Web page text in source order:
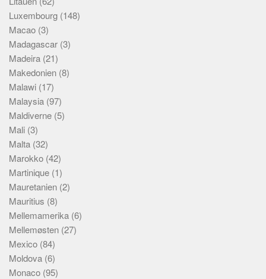
Luxembourg (148)
Macao (3)
Madagascar (3)
Madeira (21)
Makedonien (8)
Malawi (17)
Malaysia (97)
Maldiverne (5)
Mali (3)
Malta (32)
Marokko (42)
Martinique (1)
Mauretanien (2)
Mauritius (8)
Mellemamerika (6)
Mellemøsten (27)
Mexico (84)
Moldova (6)
Monaco (95)